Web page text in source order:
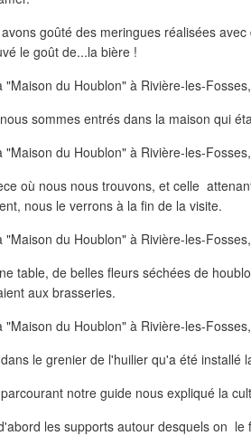
goûté des meringues réalisées
le goût de...la bière !
sommes entrés dans la maison qui
où nous nous trouvons, et celle
nous le verrons à la fin de la visite.
table, de belles fleurs séchées de
aux brasseries.
le grenier de l'huilier qu'a été installé
notre guide nous expliqué la
les supports autour desquels on le